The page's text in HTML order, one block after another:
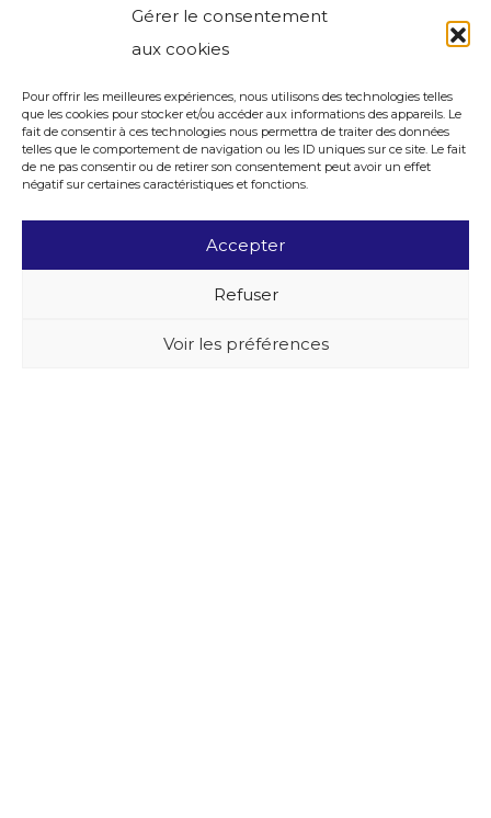
Gérer le consentement
aux cookies
Pour offrir les meilleures expériences, nous utilisons des technologies telles
que les cookies pour stocker et/ou accéder aux informations des appareils. Le
fait de consentir à ces technologies nous permettra de traiter des données
telles que le comportement de navigation ou les ID uniques sur ce site. Le fait
de ne pas consentir ou de retirer son consentement peut avoir un effet
négatif sur certaines caractéristiques et fonctions.
Accepter
Refuser
Voir les préférences